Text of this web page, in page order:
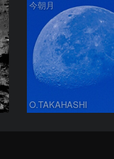
今朝月
O.TAKAHASHI